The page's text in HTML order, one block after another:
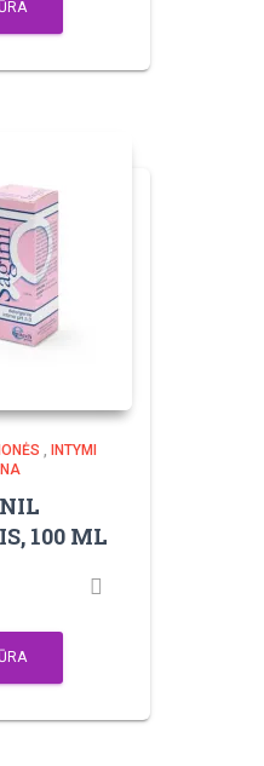
INTYMI
100 ML